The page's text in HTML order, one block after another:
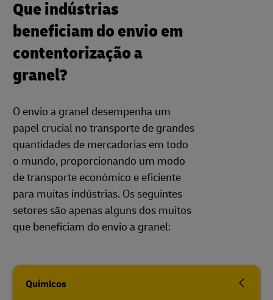
Que indústrias
beneficiam do envio em
contentorização a
granel?
O envio a granel desempenha um
papel crucial no transporte de grandes
quantidades de mercadorias em todo
o mundo, proporcionando um modo
de transporte económico e eficiente
para muitas indústrias. Os seguintes
setores são apenas alguns dos muitos
que beneficiam do envio a granel:
Químicos